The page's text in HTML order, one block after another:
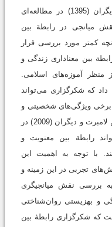
پژوهش‌های داخلی، قاسمی جوبنه و دیگران (1395) در مطالعه‌ای
میانجی در رابطة بین
کمتر مورد بررسی قرار
بین معناداری زندگی و
منظر آموزه‌های اسلامی.
و دیگران (2006) نشان داد که شکرگزاری می‌تواند
برخی ویژگی‌های شخصیتی و
بهزیستی روان‌شناختی عمل کند. همچنین لامبرت و دیگران (2009) در
رابطة بین معنویت و
با توجه به اهمیت این
تجربی در این زمینه و
بررسی نقش میانجیگری
و بهزیستی روان‌شناختی
که شکرگزاری رابطۀ بین